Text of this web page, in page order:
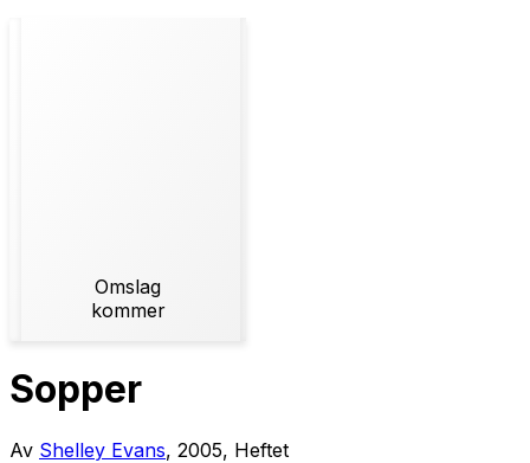
Omslag
kommer
Sopper
Av Shelley Evans, 2005, Heftet